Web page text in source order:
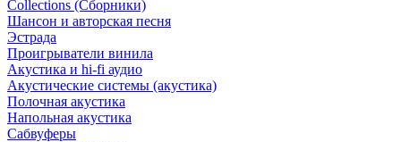
Сollections (Сборники)
Шансон и авторская песня
Эстрада
Проигрыватели винила
Акустика и hi-fi аудио
Акустические системы (акустика)
Полочная акустика
Напольная акустика
Сабвуферы